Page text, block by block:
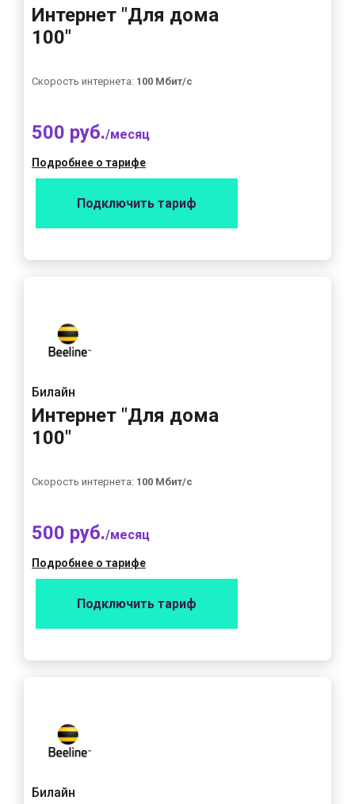
Интернет "Для дома
100"
Скорость интернета: 100 Мбит/с
500 руб./месяц
Подробнее о тарифе
Подключить тариф
Билайн
Интернет "Для дома
100"
Скорость интернета: 100 Мбит/с
500 руб./месяц
Подробнее о тарифе
Подключить тариф
Билайн